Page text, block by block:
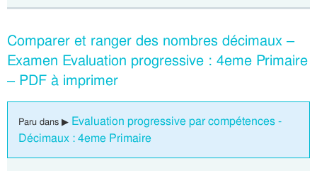
Comparer et ranger des nombres décimaux –
Examen Evaluation progressive : 4eme Primaire
– PDF à imprimer
Paru dans ▶ Evaluation progressive par compétences -
Décimaux : 4eme Primaire